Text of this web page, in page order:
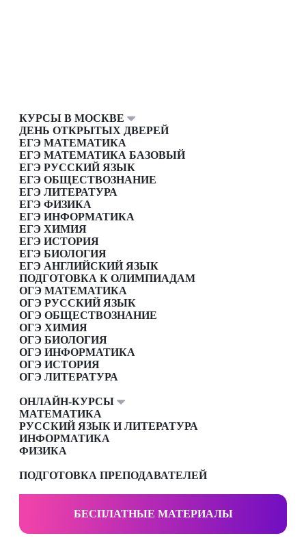
КУРСЫ В МОСКВЕ
ДЕНЬ ОТКРЫТЫХ ДВЕРЕЙ
ЕГЭ МАТЕМАТИКА
ЕГЭ МАТЕМАТИКА БАЗОВЫЙ
ЕГЭ РУССКИЙ ЯЗЫК
ЕГЭ ОБЩЕСТВОЗНАНИЕ
ЕГЭ ЛИТЕРАТУРА
ЕГЭ ФИЗИКА
ЕГЭ ИНФОРМАТИКА
ЕГЭ ХИМИЯ
ЕГЭ ИСТОРИЯ
ЕГЭ БИОЛОГИЯ
ЕГЭ АНГЛИЙСКИЙ ЯЗЫК
ПОДГОТОВКА К ОЛИМПИАДАМ
ОГЭ МАТЕМАТИКА
ОГЭ РУССКИЙ ЯЗЫК
ОГЭ ОБЩЕСТВОЗНАНИЕ
ОГЭ ХИМИЯ
ОГЭ БИОЛОГИЯ
ОГЭ ИНФОРМАТИКА
ОГЭ ИСТОРИЯ
ОГЭ ЛИТЕРАТУРА
ОНЛАЙН-КУРСЫ
МАТЕМАТИКА
РУССКИЙ ЯЗЫК И ЛИТЕРАТУРА
ИНФОРМАТИКА
ФИЗИКА
ПОДГОТОВКА ПРЕПОДАВАТЕЛЕЙ
БЕСПЛАТНЫЕ МАТЕРИАЛЫ